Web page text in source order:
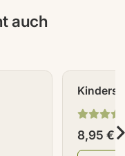
auch
8,95 €*